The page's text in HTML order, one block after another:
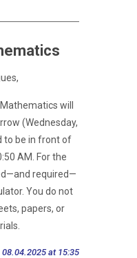
will
(Wednesday,
to be in front of
AM. For the
required—
You do not
papers, or
08.04.2025 at 15:35